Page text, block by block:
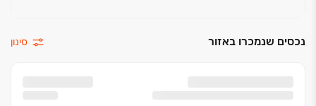
נכסים שנמכרו באזור סינון